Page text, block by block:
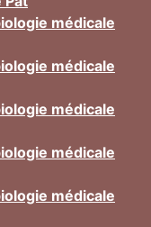
médicale
médicale
médicale
médicale
médicale